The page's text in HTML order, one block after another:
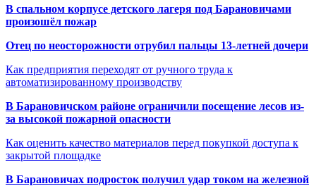
В спальном корпусе детского лагеря под Барановичами
произошёл пожар
Отец по неосторожности отрубил пальцы 13-летней дочери
Как предприятия переходят от ручного труда к
автоматизированному производству
В Барановичском районе ограничили посещение лесов из-
за высокой пожарной опасности
Как оценить качество материалов перед покупкой доступа к
закрытой площадке
В Барановичах подросток получил удар током на железной